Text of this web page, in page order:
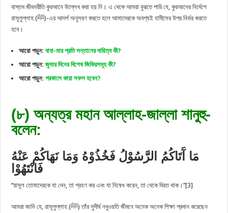
বাস্তব জীবনরীতি কুরআনে উল্লেখ করা হয় নি। এ থেকে আমরা বুঝতে পারি যে, কুরআনের নির্দেশে
রাসূলুল্লাহ (ﷺ)-এর আদর্শ অনুসরণ করতে হলে আমাদেরকে অবশ্যই হাদীসের উপর নির্ভর করতে
হবে।
আরো পড়ুন:বাবা-মার প্রতি সন্তানের দায়িত্ব কী?
আরো পড়ুন:জুমার দিনের বিশেষ জিকিরসমূহ কী?
আরো পড়ুন:পরকালে কারা সফল হবেন?
(৮) অন্যত্র মহান আল্লাহ-জাল্লা শানুহু-
বলেন:
مَا آَتَاكُمُ الرَّسُوْلُ فَخُذُوْهُ وَمَا نَهَاكُمْ عَنْهُ
فَانْتَهُوْا
‘‘রাসূল তোমাদেরকে যা দেন, তা গ্রহণ কর এবং যা নিষেধ করেন, তা থেকে বিরত থাক।’’[3]
আমরা জানি যে, রাসূলুল্লাহ (ﷺ) তাঁর সুদীর্ঘ নবুওয়তি জীবনে অনেক অনেক শিক্ষা প্রদান করেছেন